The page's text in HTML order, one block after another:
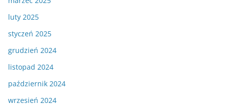
luty 2025
styczeń 2025
grudzień 2024
listopad 2024
październik 2024
wrzesień 2024